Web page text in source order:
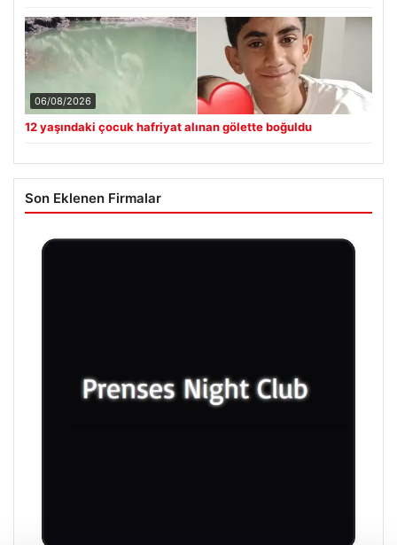
06/08/2026
12 yaşındaki çocuk hafriyat alınan gölette boğuldu
Son Eklenen Firmalar